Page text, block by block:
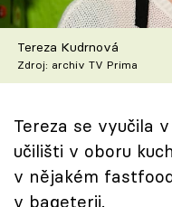
Škola vaření
Recepty z TV
Speciál: Cuketa
Těhotnej kuchař
Tereza Kudrnová
Zdroj: archiv TV Prima
Tereza se vyučila
učilišti v oboru
v nějakém
v bageterii.